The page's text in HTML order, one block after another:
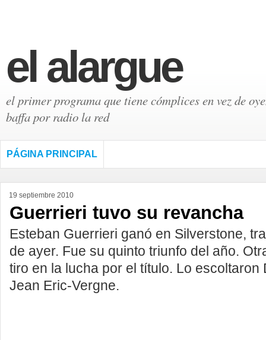
el alargue
el primer programa que tiene cómplices en vez de
baffa por radio la red
PÁGINA PRINCIPAL
19 septiembre 2010
Guerrieri tuvo su revancha
Esteban Guerrieri ganó en Silverstone,
de ayer. Fue su quinto triunfo del año.
tiro en la lucha por el título. Lo escoltaron
Jean Eric-Vergne.